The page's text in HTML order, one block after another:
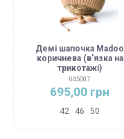
Демі шапочка Madoo
коричнева (в'язка на
трикотажі)
045007
695,00 грн
42 46 50